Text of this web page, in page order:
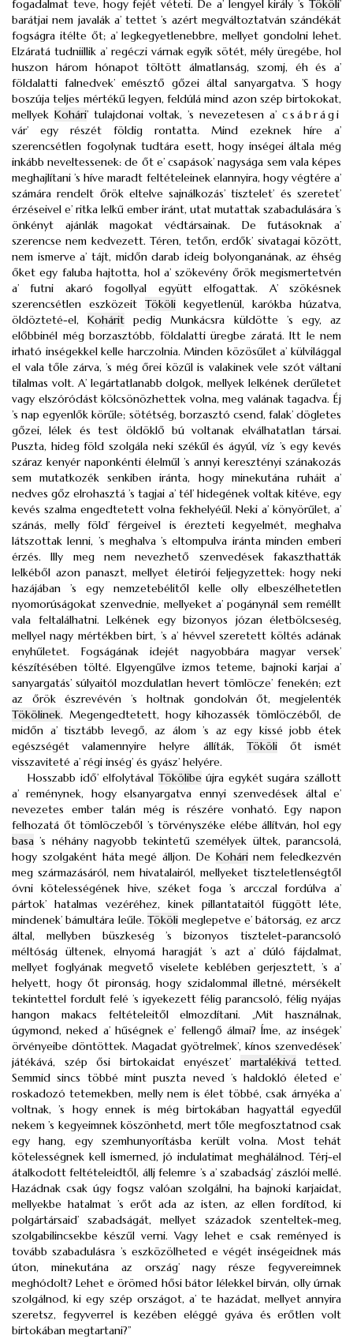
fogadalmat teve, hogy fejét véteti. De a’ lengyel király ’s Tököli’
barátjai nem javalák a’ tettet ’s azért megváltoztatván szándékát
fogságra itélte őt; a’ legkegyetlenebbre, mellyet gondolni lehet.
Elzáratá tudniillik a’ regéczi várnak egyik sötét, mély üregébe, hol
huszon három hónapot töltött álmatlanság, szomj, éh és a’
földalatti falnedvek’ emésztő gőzei által sanyargatva. ’S hogy
boszúja teljes mértékű legyen, feldúlá mind azon szép birtokokat,
mellyek Kohári’ tulajdonai voltak, ’s nevezetesen a’ csábrági
vár’ egy részét földig rontatta. Mind ezeknek híre a’
szerencsétlen fogolynak tudtára esett, hogy inségei általa még
inkább neveltessenek: de őt e’ csapások’ nagysága sem vala képes
meghajlítani ’s híve maradt feltételeinek elannyira, hogy végtére a’
számára rendelt őrök eltelve sajnálkozás’ tisztelet’ és szeretet’
érzéseivel e’ ritka lelkű ember iránt, utat mutattak szabadulására ’s
önkényt ajánlák magokat védtársainak. De futásoknak a’
szerencse nem kedvezett. Téren, tetőn, erdők’ sivatagai között,
nem ismerve a’ tájt, midőn darab ideig bolyonganának, az éhség
őket egy faluba hajtotta, hol a’ szökevény őrök megismertetvén
a’ futni akaró fogollyal együtt elfogattak. A’ szökésnek
szerencsétlen eszközeit Tököli kegyetlenül, karókba húzatva,
öldözteté-el,Kohárit pedig Munkácsra küldötte ’s egy, az
előbbinél még borzasztóbb, földalatti üregbe záratá. Itt le nem
irható inségekkel kelle harczolnia. Minden közösűlet a’ külvilággal
el vala tőle zárva, ’s még őrei közűl is valakinek vele szót váltani
tilalmas volt. A’ legártatlanabb dolgok, mellyek lelkének derűletet
vagy elszóródást kölcsönözhettek volna, meg valának tagadva. Éj
’s nap egyenlők körűle; sötétség, borzasztó csend, falak’ dögletes
gőzei, lélek és test öldöklő bú voltanak elválhatatlan társai.
Puszta, hideg föld szolgála neki székűl és ágyúl, víz ’s egy kevés
száraz kenyér naponkénti élelműl ’s annyi keresztényi szánakozás
sem mutatkozék senkiben iránta, hogy minekutána ruháit a’
nedves gőz elrohasztá ’s tagjai a’ tél’ hidegének voltak kitéve, egy
kevés szalma engedtetett volna fekhelyéűl. Neki a’ könyörűlet, a’
szánás, melly föld’ férgeivel is érezteti kegyelmét, meghalva
látszottak lenni, ’s meghalva ’s eltompulva iránta minden emberi
érzés. Illy meg nem nevezhető szenvedések fakaszthatták
lelkéből azon panaszt, mellyet életirói feljegyzettek: hogy neki
hazájában ’s egy nemzetebélitől kelle olly elbeszélhetetlen
nyomorúságokat szenvednie, mellyeket a’ pogánynál sem reméllt
vala feltalálhatni. Lelkének egy bizonyos józan életbölcseség,
mellyel nagy mértékben birt, ’s a’ hévvel szeretett költés adának
enyhűletet. Fogságának idejét nagyobbára magyar versek’
készítésében tölté. Elgyengűlve izmos teteme, bajnoki karjai a’
sanyargatás’ súlyaitól mozdulatlan hevert tömlöcze’ fenekén; ezt
az őrök észrevévén ’s holtnak gondolván őt, megjelenték
Tökölinek. Megengedtetett, hogy kihozassék tömlöczéből, de
midőn a’ tisztább levegő, az álom ’s az egy kissé jobb étek
egészségét valamennyire helyre állíták, Tököliőt ismét
visszaviteté a’ régi inség’ és gyász’ helyére.
Hosszabb idő’ elfolytával Tökölibeújra egykét sugára szállott
a’ reménynek, hogy elsanyargatva ennyi szenvedések által e’
nevezetes ember talán még is részére vonható. Egy napon
felhozatá őt tömlöczeből ’s törvényszéke elébe állítván, hol egy
basa ’s néhány nagyobb tekintetű személyek ültek, parancsolá,
hogy szolgaként háta megé álljon. De Kohárinem feledkezvén
meg származásáról, nem hivatalairól, mellyeket tiszteletlenségtől
óvni kötelességének hive, széket foga ’s arcczal fordúlva a’
pártok’ hatalmas vezéréhez, kinek pillantataitól függött léte,
mindenek’ bámultára leűle.Tököli meglepetve e’ bátorság, ez arcz
által, mellyben büszkeség ’s bizonyos tisztelet-parancsoló
méltóság ültenek, elnyomá haragját ’s azt a’ dúló fájdalmat,
mellyet foglyának megvető viselete keblében gerjesztett, ’s a’
helyett, hogy őt pironság, hogy szidalommal illetné, mérsékelt
tekintettel fordult felé ’s igyekezett félig parancsoló, félig nyájas
hangon makacs feltételeitől elmozdítani. „Mit használnak,
úgymond, neked a’ hűségnek e’ fellengő álmai? Íme, az inségek’
örvényeibe döntöttek. Magadat gyötrelmek’, kínos szenvedések’
játékává, szép ősi birtokaidat enyészet’ martalékivátetted.
Semmid sincs többé mint puszta neved ’s haldokló életed e’
roskadozó tetemekben, melly nem is élet többé, csak árnyéka a’
voltnak, ’s hogy ennek is még birtokában hagyattál egyedűl
nekem ’s kegyeimnek köszönhetd, mert tőle megfosztatnod csak
egy hang, egy szemhunyorításba került volna. Most tehát
kötelességnek kell ismerned, jó indulatimat meghálálnod. Térj-el
átalkodott feltételeidtől, állj felemre ’s a’ szabadság’ zászlói mellé.
Hazádnak csak úgy fogsz valóan szolgálni, ha bajnoki karjaidat,
mellyekbe hatalmat ’s erőt ada az isten, az ellen fordítod, ki
polgártársaid’ szabadságát, mellyet századok szenteltek-meg,
szolgabilincsekbe készűl verni. Vagy lehet e csak reményed is
tovább szabadulásra ’s eszközölheted e végét inségeidnek más
úton, minekutána az ország’ nagy része fegyvereimnek
meghódolt? Lehet e örömed hősi bátor lélekkel birván, olly úrnak
szolgálnod, ki egy szép országot, a’ te hazádat, mellyet annyira
szeretsz, fegyverrel is kezében eléggé gyáva és erőtlen volt
birtokában megtartani?”